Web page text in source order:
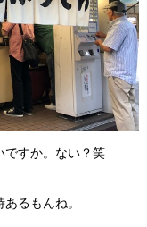
ですか。ない？笑
るもんね。